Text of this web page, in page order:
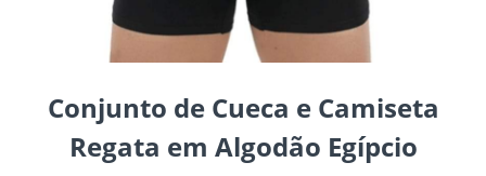
Conjunto de Cueca e Camiseta
Regata em Algodão Egípcio